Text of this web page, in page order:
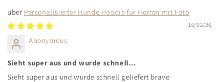
Personalisierter Hunde Hoodie für Herren mit Foto
16/02/26
Anonymous
Sieht super aus und wurde schnell…
Sieht super aus und wurde schnell geliefert bravo